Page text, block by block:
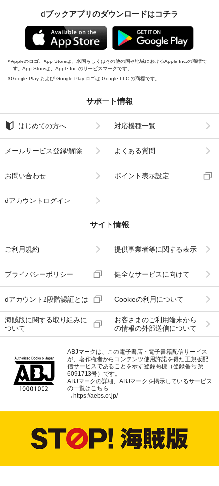
dブックアプリのダウンロードはコチラ
Appleのロゴ、App Storeは、米国もしくはその他の国や地域におけるApple Inc.の商標で
す。App Storeは、Apple Inc.のサービスマークです。
Google Play および Google Play ロゴは Google LLC の商標です。
サポート情報
はじめての方へ 対応機種一覧
メールサービス登録/解除 よくある質問
お問い合わせ ポイント表示設定
dアカウントログイン
サイト情報
ご利用規約 提供事業者等に関する表示
プライバシーポリシー 健全なサービスに向けて
dアカウント2段階認証とは Cookieの利用について
海賊版に関する取り組みに
ついて
お客さまのご利用端末から
の情報の外部送信について
ABJマークは、この電子書店・電子書籍配信サービス
が、著作権者からコンテンツ使用許諾を得た正規版配
信サービスであることを示す登録商標（登録番号 第
6091713号）です。
ABJマークの詳細、ABJマークを掲示しているサービス
の一覧はこちら
→https://aebs.or.jp/